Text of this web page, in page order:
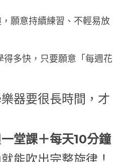
願意持續練習、不輕易放
得多快，只要願意「每週花
器要很長時間，才
一堂課＋每天10分鐘